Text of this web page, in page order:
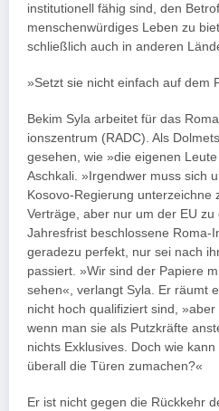
institutionell fähig sind, den
menschenwürdiges Leben zu
schließlich auch in anderen
»Setzt sie nicht einfach auf dem
Bekim Syla arbeitet für das
ionszentrum (RADC). Als
gesehen, wie »die eigenen
Aschkali. »Irgendwer muss sich
Kosovo-Regierung unterzeichne
Verträge, aber nur um der EU zu
Jahresfrist beschlossene Roma-
geradezu perfekt, nur sei nach
passiert. »Wir sind der Papiere
sehen«, verlangt Syla. Er räumt
nicht hoch qualifiziert sind,
wenn man sie als Putzkräfte
nichts Exklusives. Doch wie
überall die Türen zumachen?«
Er ist nicht gegen die Rückkehr